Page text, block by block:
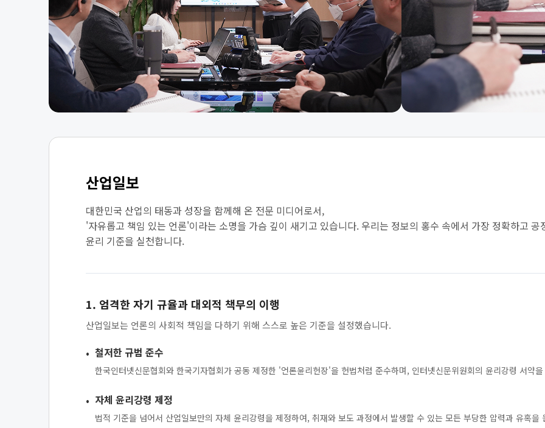
산업일보
대한민국 산업의 태동과 성장을 함께해 온 전문 미디어로서,
'자유롭고 책임 있는 언론'이라는 소명을 가슴 깊이 새기고 있습니다. 우리는 정보의 홍수 속에서 가장 정확하고
윤리 기준을 실천합니다.
1. 엄격한 자기 규율과 대외적 책무의 이행
산업일보는 언론의 사회적 책임을 다하기 위해 스스로 높은 기준을 설정했습니다.
철저한 규범 준수
한국인터넷신문협회와 한국기자협회가 공동 제정한 '언론윤리헌장'을 헌법처럼 준수하며, 인터넷신문위원회의 윤리강령 서약
자체 윤리강령 제정
법적 기준을 넘어서 산업일보만의 자체 윤리강령을 제정하여, 취재와 보도 과정에서 발생할 수 있는 모든 부당한 압력과 유혹을